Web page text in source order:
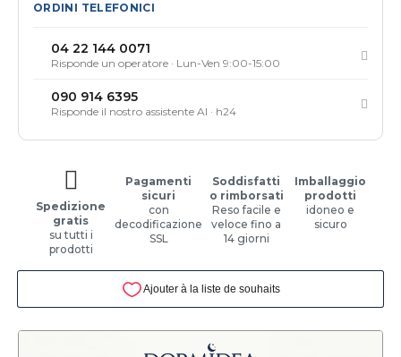
ORDINI TELEFONICI
04 22 144 0071
Risponde un operatore · Lun-Ven 9:00-15:00
090 914 6395
Risponde il nostro assistente AI · h24
Spedizione
gratis
su tutti i
prodotti
Pagamenti
sicuri
con
decodificazione
SSL
Soddisfatti
o rimborsati
Reso facile e
veloce fino a
14 giorni
Imballaggio
prodotti
idoneo e
sicuro